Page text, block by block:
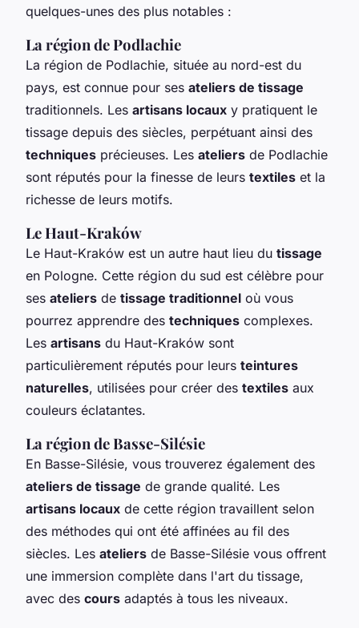
quelques-unes des plus notables :
La région de Podlachie
La région de Podlachie, située au nord-est du
pays, est connue pour ses ateliers de tissage
traditionnels. Les artisans locaux y pratiquent le
tissage depuis des siècles, perpétuant ainsi des
techniques précieuses. Les ateliers de Podlachie
sont réputés pour la finesse de leurs textiles et la
richesse de leurs motifs.
Le Haut-Kraków
Le Haut-Kraków est un autre haut lieu du tissage
en Pologne. Cette région du sud est célèbre pour
ses ateliers de tissage traditionnel où vous
pourrez apprendre des techniques complexes.
Les artisans du Haut-Kraków sont
particulièrement réputés pour leurs teintures
naturelles, utilisées pour créer des textiles aux
couleurs éclatantes.
La région de Basse-Silésie
En Basse-Silésie, vous trouverez également des
ateliers de tissage de grande qualité. Les
artisans locaux de cette région travaillent selon
des méthodes qui ont été affinées au fil des
siècles. Les ateliers de Basse-Silésie vous offrent
une immersion complète dans l'art du tissage,
avec des cours adaptés à tous les niveaux.